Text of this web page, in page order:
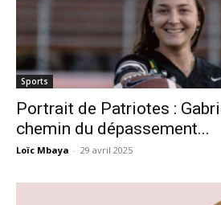
Sports
Portrait de Patriotes :
chemin du dépassement...
Loïc Mbaya - 29 avril 2025